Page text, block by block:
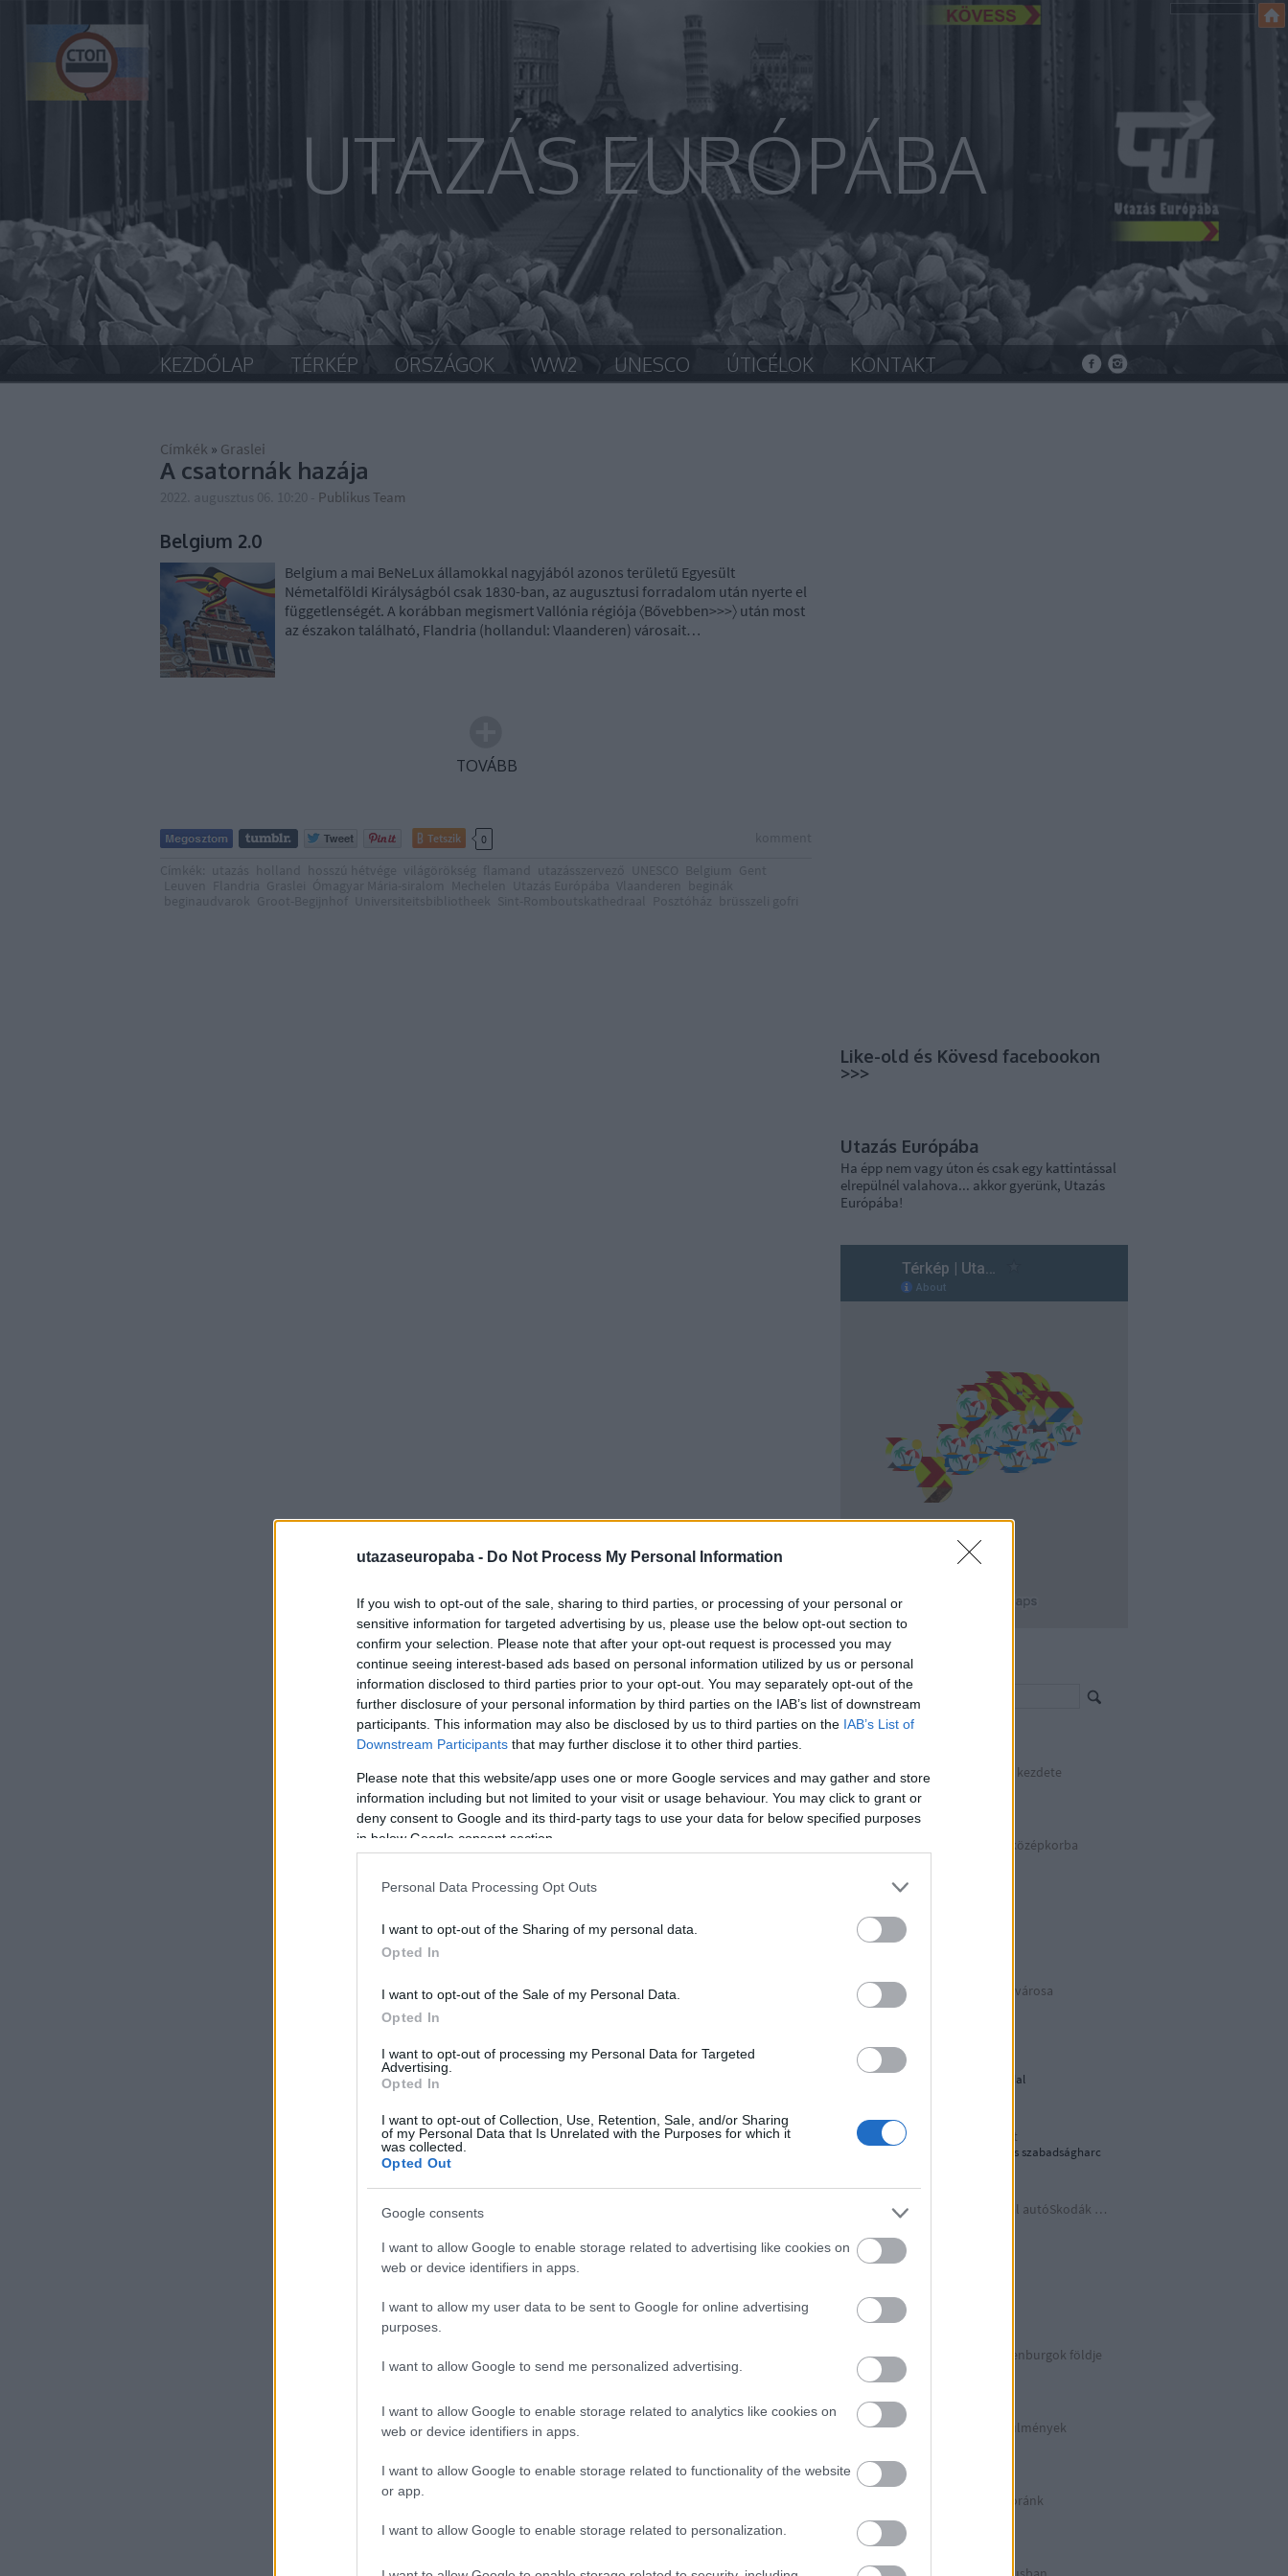
utazaseuropaba - Do Not Process My Personal Information
If you wish to opt-out of the sale, sharing to third parties, or processing of your personal or
sensitive information for targeted advertising by us, please use the below opt-out section to
confirm your selection. Please note that after your opt-out request is processed you may
continue seeing interest-based ads based on personal information utilized by us or personal
information disclosed to third parties prior to your opt-out. You may separately opt-out of the
further disclosure of your personal information by third parties on the IAB’s list of downstream
participants. This information may also be disclosed by us to third parties on the IAB’s List of
Downstream Participants that may further disclose it to other third parties.
Please note that this website/app uses one or more Google services and may gather and store
information including but not limited to your visit or usage behaviour. You may click to grant or
deny consent to Google and its third-party tags to use your data for below specified purposes
in below Google consent section.
Personal Data Processing Opt Outs
I want to opt-out of the Sharing of my personal data.
Opted In
I want to opt-out of the Sale of my Personal Data.
Opted In
I want to opt-out of processing my Personal Data for Targeted
Advertising.
Opted In
I want to opt-out of Collection, Use, Retention, Sale, and/or Sharing
of my Personal Data that Is Unrelated with the Purposes for which it
was collected.
Opted Out
Google consents
I want to allow Google to enable storage related to advertising like cookies on
web or device identifiers in apps.
I want to allow my user data to be sent to Google for online advertising
purposes.
I want to allow Google to send me personalized advertising.
I want to allow Google to enable storage related to analytics like cookies on
web or device identifiers in apps.
I want to allow Google to enable storage related to functionality of the website
or app.
I want to allow Google to enable storage related to personalization.
UTAZÁS EURÓPÁBA
KEZDŐLAP TÉRKÉP ORSZÁGOK WW2 UNESCO ÚTICÉLOK KONTAKT
Címkék » Graslei
A csatornák hazája
Publikus Team
Belgium 2.0
Belgium a mai BeNeLux államokkal nagyjából azonos területű Egyesült
Németalföldi Királyságból csak 1830-ban, az augusztusi forradalom után nyerte el
függetlenségét. A korábban megismert Vallónia régiója 〈Bővebben>>>〉 után most
az északon található, Flandria (hollandul: Vlaanderen) városait…
TOVÁBB
Tetszik 0
Like-old és Kövesd facebookon
>>>
Utazás Európába
Ha épp nem vagy úton és csak egy kattintással
elrepülnél valahova... akkor gyerünk, Utazás
Európába!
Keresés >>>
Hitler végnapjainak kezdete
Április 30. | 1945
Száguldás vissza a középkorba
BIANCOeNERO
Puglia Due
Az eredeti Mikulás® városa
Puglia Uno
Déli harangszó
Nándorfehérvári diadal
1956: Akkor és most
1956-os forradalom és szabadságharc
Időutazás a szocreál autóSkodák világába
Irány észak, a Guldenburgok földje
Észak-Németország
Halálos munkakörülmények
Berlinben ütött az óránk